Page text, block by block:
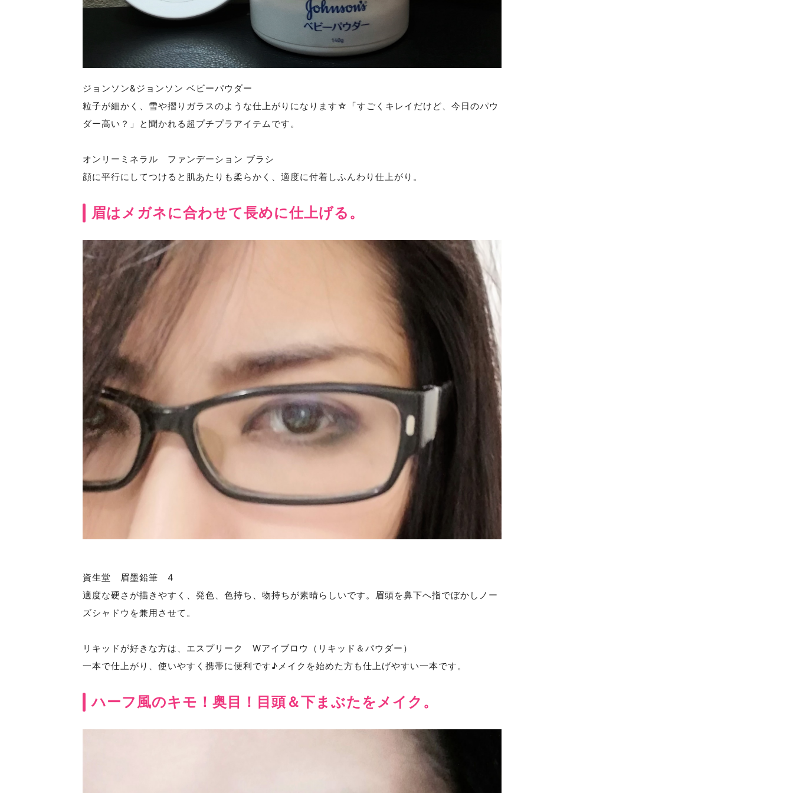
ジョンソン&ジョンソン ベビーパウダー
粒子が細かく、雪や摺りガラスのような仕上がりになります☆「すごくキレイだけど、今日のパウ
ダー高い？」と聞かれる超プチプラアイテムです。
オンリーミネラル ファンデーション ブラシ
顔に平行にしてつけると肌あたりも柔らかく、適度に付着しふんわり仕上がり。
眉はメガネに合わせて長めに仕上げる。
資生堂 眉墨鉛筆 4
適度な硬さが描きやすく、発色、色持ち、物持ちが素晴らしいです。眉頭を鼻下へ指でぼかしノー
ズシャドウを兼用させて。
リキッドが好きな方は、エスプリーク Wアイブロウ（リキッド＆パウダー）
一本で仕上がり、使いやすく携帯に便利です♪メイクを始めた方も仕上げやすい一本です。
ハーフ風のキモ！奥目！目頭＆下まぶたをメイク。